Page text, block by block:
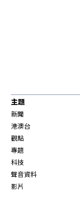
主題
新聞
港澳台
觀點
專題
科技
聲音資料
影片